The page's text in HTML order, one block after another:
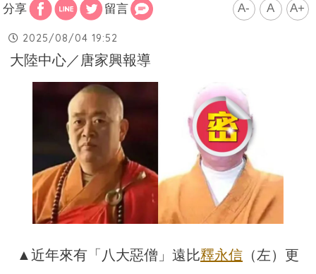
分享 留言 A- A A+
2025/08/04 19:52
大陸中心／唐家興報導
▲近年來有「八大惡僧」遠比釋永信 （左）更